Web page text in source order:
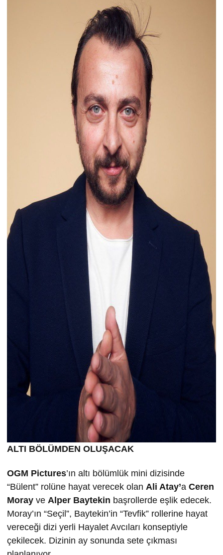
ALTI BÖLÜMDEN OLUŞACAK
OGM Pictures’ın altı bölümlük mini dizisinde
“Bülent” rolüne hayat verecek olan Ali Atay’a Ceren
Moray ve Alper Baytekin başrollerde eşlik edecek.
Moray’ın “Seçil”, Baytekin’in “Tevfik” rollerine hayat
vereceği dizi yerli Hayalet Avcıları konseptiyle
çekilecek. Dizinin ay sonunda sete çıkması